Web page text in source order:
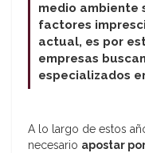
medio ambiente
factores
actual, es por
empresas
especializados
A lo largo de estos
necesario apostar